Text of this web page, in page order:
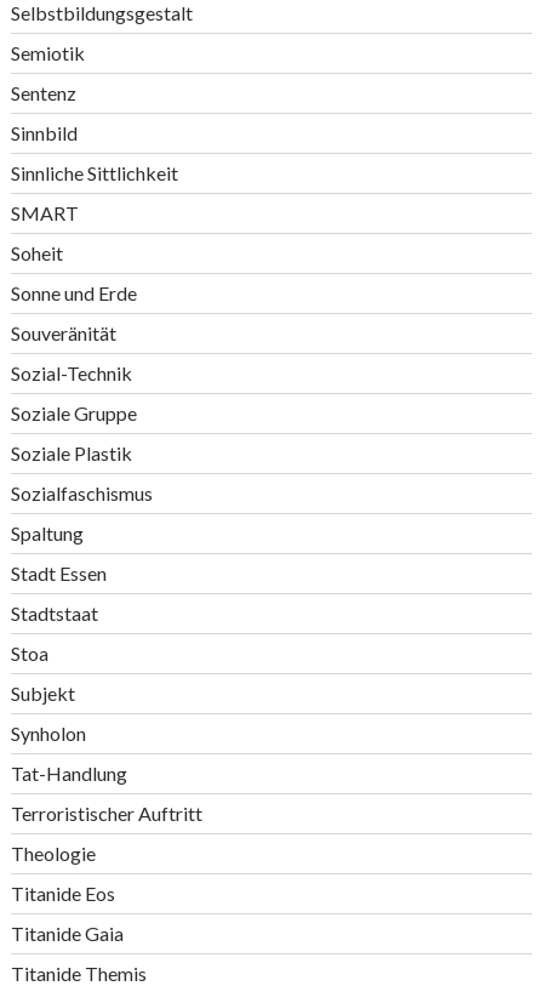
Selbstbildungsgestalt
Semiotik
Sentenz
Sinnbild
Sinnliche Sittlichkeit
SMART
Soheit
Sonne und Erde
Souveränität
Sozial-Technik
Soziale Gruppe
Soziale Plastik
Sozialfaschismus
Spaltung
Stadt Essen
Stadtstaat
Stoa
Subjekt
Synholon
Tat-Handlung
Terroristischer Auftritt
Theologie
Titanide Eos
Titanide Gaia
Titanide Themis